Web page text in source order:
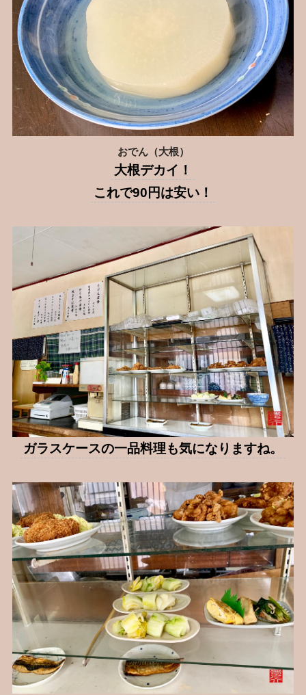
おでん（大根）
大根デカイ！
これで90円は安い！
ガラスケースの一品料理も気になりますね。